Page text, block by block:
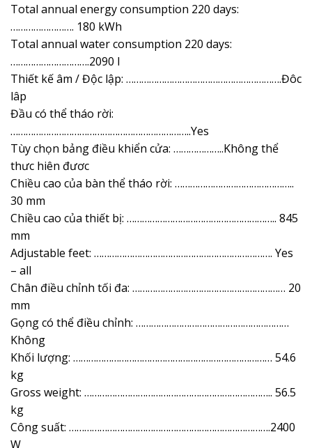
Total annual energy consumption 220 days:
……………………. 180 kWh
Total annual water consumption 220 days:
………………………….2090 l
Thiết kế âm / Độc lập: …………………………………………………….Đôc
lâp
Đầu có thể tháo rời:
……………………………………………………………..Yes
Tùy chọn bảng điều khiển cửa: ………………..Không thể
thưc hiên đươc
Chiều cao của bàn thể tháo rời: ………………………………………..
30 mm
Chiều cao của thiết bị: ………………………………………………….. 845
mm
Adjustable feet: ……………………………………………………………. Yes
– all
Chân điều chỉnh tối đa: …………………………………………………… 20
mm
Gọng có thể điều chỉnh: ……………………………………………………
Không
Khối lượng: …………………………………………………………………… 54.6
kg
Gross weight: ……………………………………………………………….. 56.5
kg
Công suất: …………………………………………………………………….2400
W